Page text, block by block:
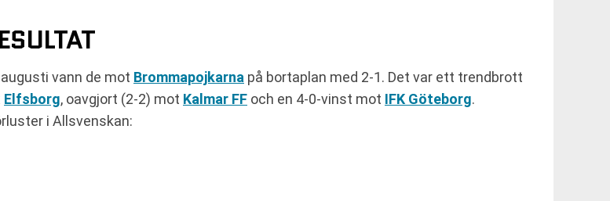
vann de mot Brommapojkarna på bortaplan med 2-1. Det var ett trendbrott
Elfsborg, oavgjort (2-2) mot Kalmar FF och en 4-0-vinst mot IFK Göteborg.
i Allsvenskan: